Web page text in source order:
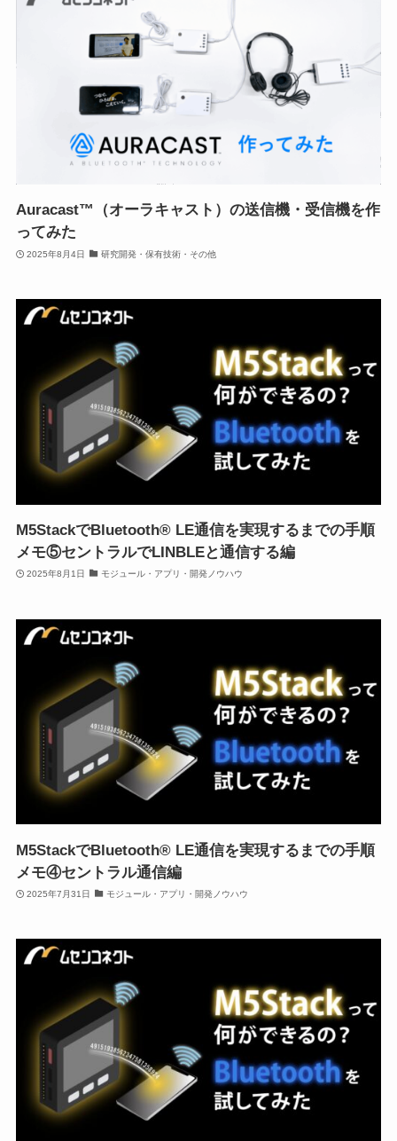
Auracast™（オーラキャスト）の送信機・受信機を作
ってみた
2025年8月4日 研究開発・保有技術・その他
M5StackでBluetooth® LE通信を実現するまでの手順
メモ⑤セントラルでLINBLEと通信する編
2025年8月1日 モジュール・アプリ・開発ノウハウ
M5StackでBluetooth® LE通信を実現するまでの手順
メモ④セントラル通信編
2025年7月31日 モジュール・アプリ・開発ノウハウ